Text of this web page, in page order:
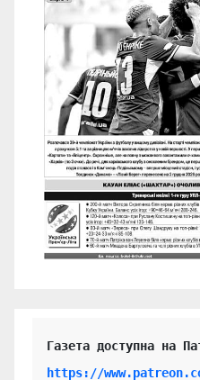
https://